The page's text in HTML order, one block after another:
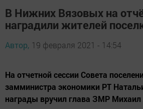
В Нижних Вязовых на
наградили жителей
Автор, 19 февраля 2021 - 14:54
На отчетной сессии Совета
замминистра экономики РТ
награды вручил глава ЗМР